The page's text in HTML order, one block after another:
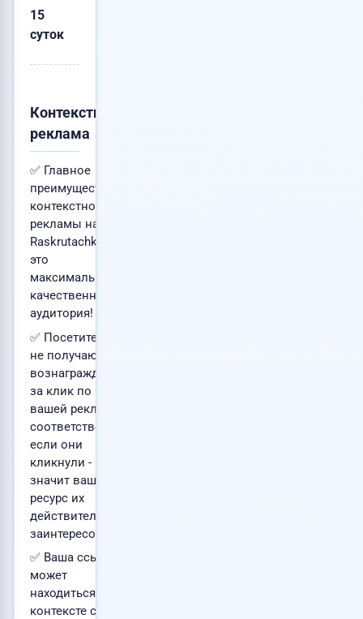
15
суток
Контекстная
реклама
✅ Главное
преимущество
контекстной
рекламы на
Raskrutachka.ru -
это
максимально
качественная
аудитория!
✅ Посетители
не получают
вознаграждения
за клик по
вашей рекламе,
соответственно,
если они
кликнули -
значит ваш
ресурс их
действительно
заинтересовал!
✅ Ваша ссылка
может
находиться в
контексте сколь